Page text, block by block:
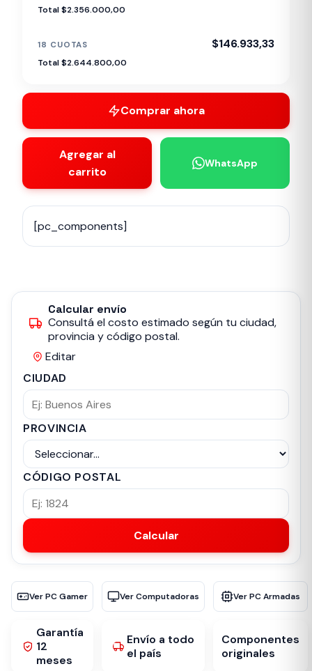
Total $2.356.000,00
18 CUOTAS $146.933,33
Total $2.644.800,00
Comprar ahora
Agregar al
carrito
WhatsApp
[pc_components]
Calcular envío
Consultá el costo estimado según tu ciudad,
provincia y código postal.
Editar
CIUDAD
PROVINCIA
CÓDIGO POSTAL
Calcular
Ver PC Gamer Ver Computadoras Ver PC Armadas
Garantía
12
meses
Envío a todo
el país
Componentes
originales